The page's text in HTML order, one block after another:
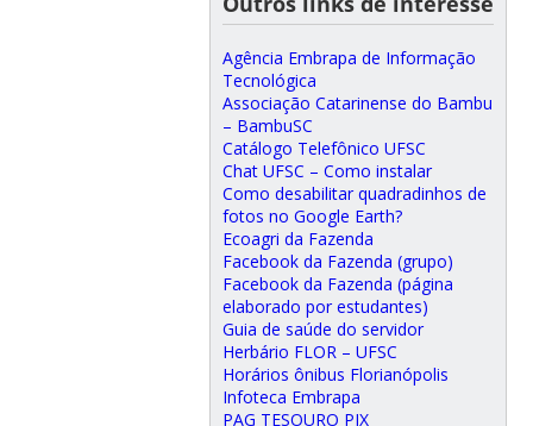
Agência Embrapa de Informação
Tecnológica
Associação Catarinense do Bambu
– BambuSC
Catálogo Telefônico UFSC
Chat UFSC – Como instalar
Como desabilitar quadradinhos de
fotos no Google Earth?
Ecoagri da Fazenda
Facebook da Fazenda (grupo)
Facebook da Fazenda (página
elaborado por estudantes)
Guia de saúde do servidor
Herbário FLOR – UFSC
Horários ônibus Florianópolis
Infoteca Embrapa
PAG TESOURO PIX